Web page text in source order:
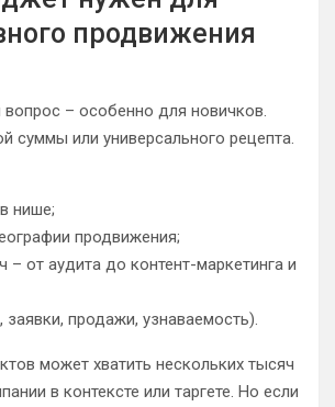
продвижения
– особенно для новичков.
суммы или универсального рецепта.
нише;
продвижения;
– от аудита до контент-маркетинга и
заявки, продажи, узнаваемость).
может хватить нескольких тысяч
в контексте или таргете. Но если